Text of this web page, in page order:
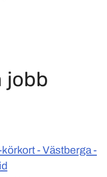
jobb
- Västberga -